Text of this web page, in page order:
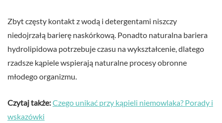
Zbyt częsty kontakt z wodą i detergentami niszczy
niedojrzałą barierę naskórkową. Ponadto naturalna bariera
hydrolipidowa potrzebuje czasu na wykształcenie, dlatego
rzadsze kąpiele wspierają naturalne procesy obronne
młodego organizmu.
Czytaj także:Czego unikać przy kąpieli niemowlaka? Porady i
wskazówki